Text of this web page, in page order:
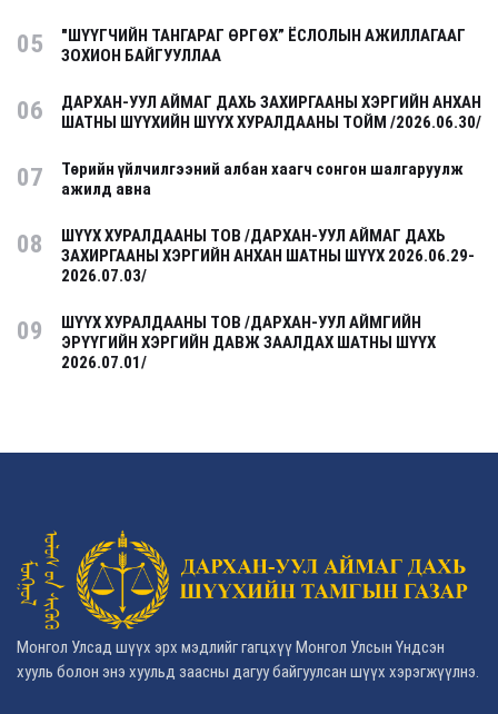
05
"ШҮҮГЧИЙН ТАНГАРАГ ӨРГӨХ” ЁСЛОЛЫН АЖИЛЛАГААГ
ЗОХИОН БАЙГУУЛЛАА
06
ДАРХАН-УУЛ АЙМАГ ДАХЬ ЗАХИРГААНЫ ХЭРГИЙН АНХАН
ШАТНЫ ШҮҮХИЙН ШҮҮХ ХУРАЛДААНЫ ТОЙМ /2026.06.30/
07
Төрийн үйлчилгээний албан хаагч сонгон шалгаруулж
ажилд авна
08
ШҮҮХ ХУРАЛДААНЫ ТОВ /ДАРХАН-УУЛ АЙМАГ ДАХЬ
ЗАХИРГААНЫ ХЭРГИЙН АНХАН ШАТНЫ ШҮҮХ 2026.06.29-
2026.07.03/
09
ШҮҮХ ХУРАЛДААНЫ ТОВ /ДАРХАН-УУЛ АЙМГИЙН
ЭРҮҮГИЙН ХЭРГИЙН ДАВЖ ЗААЛДАХ ШАТНЫ ШҮҮХ
2026.07.01/
Монгол Улсад шүүх эрх мэдлийг гагцхүү Монгол Улсын Үндсэн
хууль болон энэ хуульд заасны дагуу байгуулсан шүүх хэрэгжүүлнэ.